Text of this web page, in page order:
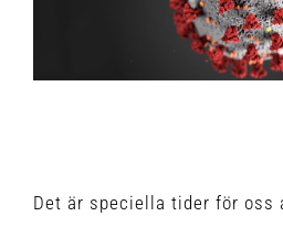
Det är speciella tider för oss